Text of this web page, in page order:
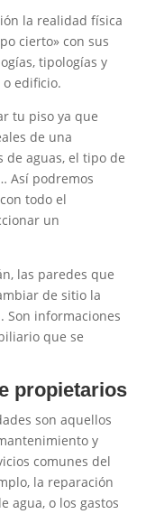
la realidad física
cierto» con sus
tipologías y
edificio.
tu piso ya que
de una
de aguas, el tipo de
Así podremos
todo el
un
las paredes que
de sitio la
Son informaciones
que se
propietarios
son aquellos
y
comunes del
la reparación
agua, o los gastos